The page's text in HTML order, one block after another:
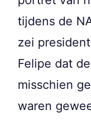
tijdens de
zei
Felipe dat
misschien
waren